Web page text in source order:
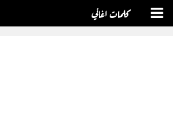
كلمات اغاني